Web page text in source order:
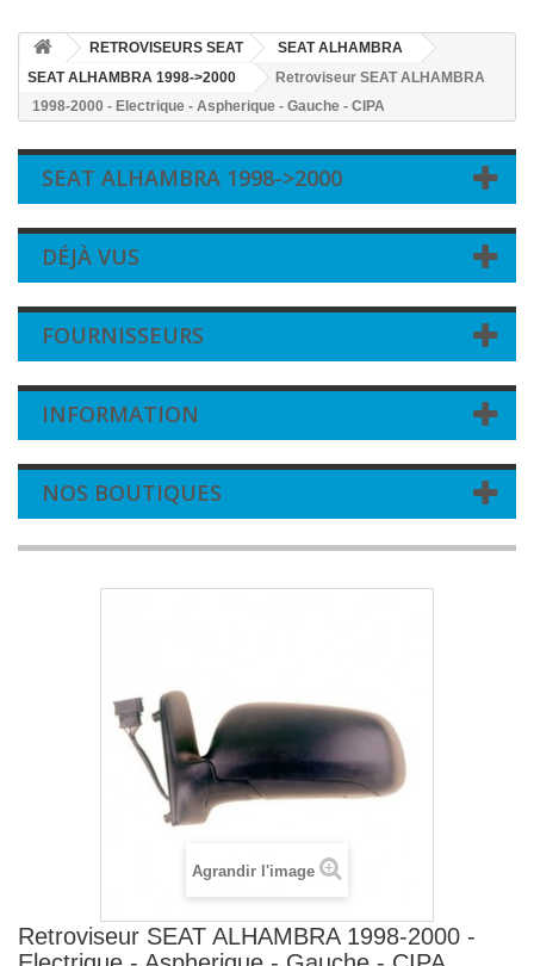
RETROVISEURS SEAT
SEAT ALHAMBRA
SEAT ALHAMBRA 1998->2000
Retroviseur SEAT ALHAMBRA
1998-2000 - Electrique - Aspherique - Gauche - CIPA
SEAT ALHAMBRA 1998->2000
DÉJÀ VUS
FOURNISSEURS
INFORMATION
NOS BOUTIQUES
Agrandir l'image
Retroviseur SEAT ALHAMBRA 1998-2000 -